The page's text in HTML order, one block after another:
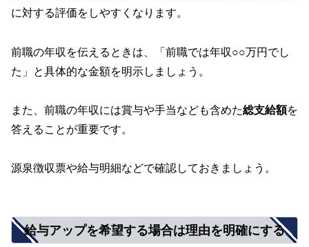
に対する評価をしやすくなります。
前職の年収を伝えるときは、「前職では年収○○万円でし
た」と具体的な金額を明示しましょう。
また、前職の年収には賞与や手当なども含めた総支給額を
答えることが重要です。
源泉徴収票や給与明細などで確認しておきましょう。
給与アップを希望する場合は理由を明確にする